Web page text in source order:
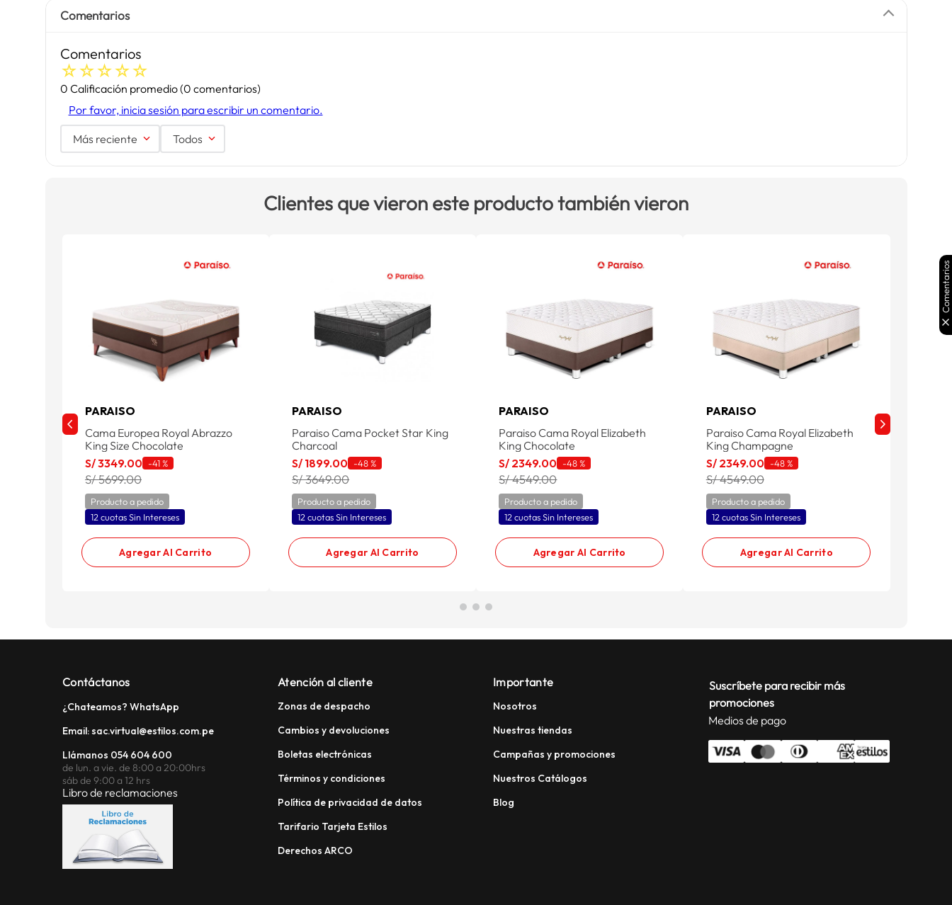
Comentarios
Comentarios
☆☆☆☆☆
0 Calificación promedio(0 comentarios)
Por favor, inicia sesión para escribir un comentario.
Más reciente Todos
Clientes que vieron este producto también vieron
PARAISO
Cama Europea Royal Abrazzo
King Size Chocolate
S/3349.00 -41 %
S/ 5699.00
Producto a pedido
12 cuotas Sin Intereses
Agregar Al Carrito
PARAISO
Paraiso Cama Pocket Star King
Charcoal
S/ 1899.00 -48 %
S/ 3649.00
Producto a pedido
12 cuotas Sin Intereses
Agregar Al Carrito
PARAISO
Paraiso Cama Royal Elizabeth
King Chocolate
S/ 2349.00 -48 %
S/ 4549.00
Producto a pedido
12 cuotas Sin Intereses
Agregar Al Carrito
PARAISO
Paraiso Cama Royal Elizabeth
King Champagne
S/ 2349.00 -48 %
S/ 4549.00
Producto a pedido
12 cuotas Sin Intereses
Agregar Al Carrito
Contáctanos
¿Chateamos? WhatsApp
Email: sac.virtual@estilos.com.pe
Llámanos 054 604 600
de lun. a vie. de 8:00 a 20:00hrs
sáb de 9:00 a 12 hrs
Libro de reclamaciones
Atención al cliente
Zonas de despacho
Cambios y devoluciones
Boletas electrónicas
Términos y condiciones
Política de privacidad de datos
Tarifario Tarjeta Estilos
Derechos ARCO
Importante
Nosotros
Nuestras tiendas
Campañas y promociones
Nuestros Catálogos
Blog
Suscríbete para recibir más
promociones
Medios de pago
Comentarios